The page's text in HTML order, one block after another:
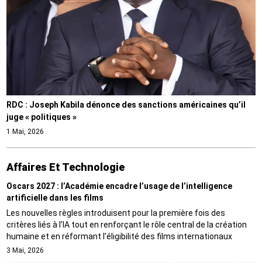
RDC : Joseph Kabila dénonce des sanctions américaines qu’il
juge « politiques »
1 Mai, 2026
Affaires Et Technologie
Oscars 2027 : l’Académie encadre l’usage de l’intelligence
artificielle dans les films
Les nouvelles règles introduisent pour la première fois des
critères liés à l’IA tout en renforçant le rôle central de la création
humaine et en réformant l’éligibilité des films internationaux
3 Mai, 2026